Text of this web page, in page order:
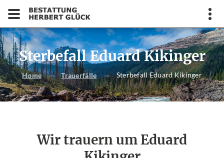
Sterbefall Eduard Kikinger
Home Trauerfälle Sterbefall Eduard Kikinger
Wir trauern um Eduard